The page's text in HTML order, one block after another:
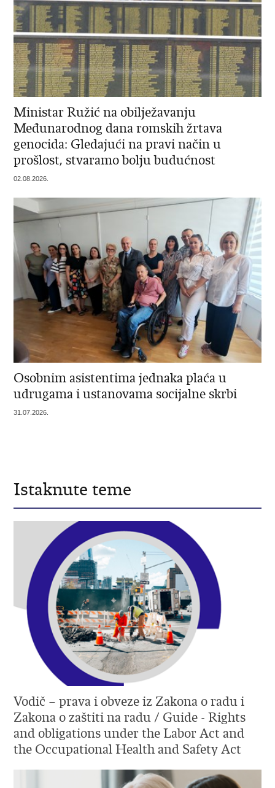
Ministar Ružić na obilježavanju
Međunarodnog dana romskih žrtava
genocida: Gledajući na pravi način u
prošlost, stvaramo bolju budućnost
02.08.2026.
Osobnim asistentima jednaka plaća u
udrugama i ustanovama socijalne skrbi
31.07.2026.
Istaknute teme
Vodič – prava i obveze iz Zakona o radu i
Zakona o zaštiti na radu / Guide - Rights
and obligations under the Labor Act and
the Occupational Health and Safety Act